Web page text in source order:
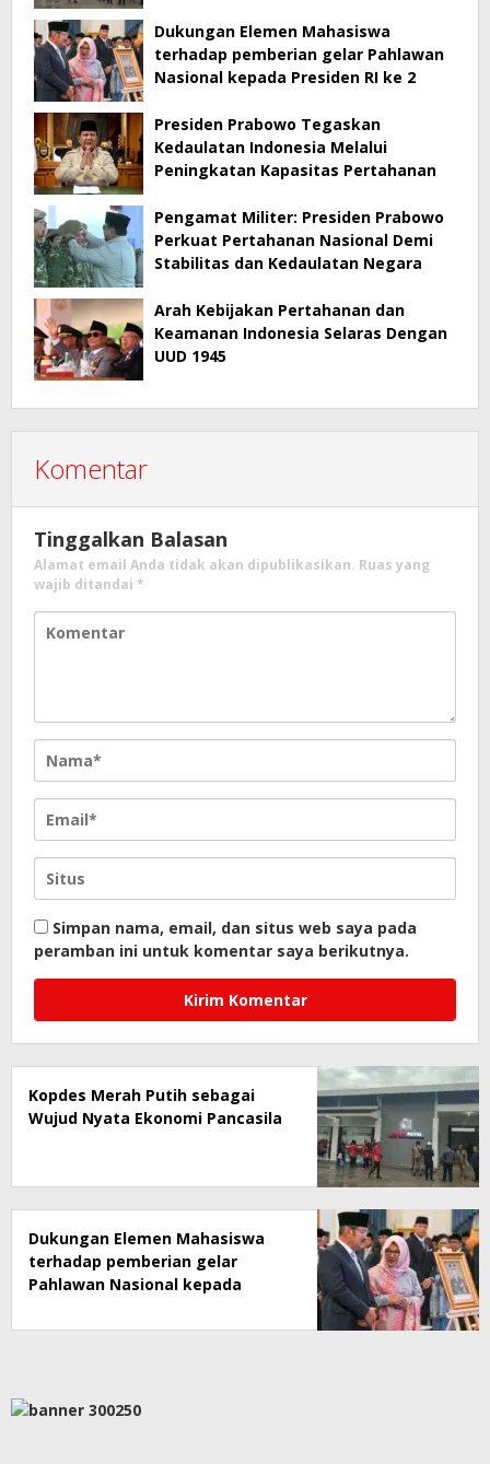
Dukungan Elemen Mahasiswa
terhadap pemberian gelar Pahlawan
Nasional kepada Presiden RI ke 2
Presiden Prabowo Tegaskan
Kedaulatan Indonesia Melalui
Peningkatan Kapasitas Pertahanan
Pengamat Militer: Presiden Prabowo
Perkuat Pertahanan Nasional Demi
Stabilitas dan Kedaulatan Negara
Arah Kebijakan Pertahanan dan
Keamanan Indonesia Selaras Dengan
UUD 1945
Komentar
Tinggalkan Balasan
Alamat email Anda tidak akan dipublikasikan. Ruas yang
wajib ditandai *
Simpan nama, email, dan situs web saya pada
peramban ini untuk komentar saya berikutnya.
Kopdes Merah Putih sebagai
Wujud Nyata Ekonomi Pancasila
Dukungan Elemen Mahasiswa
terhadap pemberian gelar
Pahlawan Nasional kepada